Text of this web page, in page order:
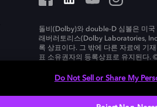
돌비(Dolby)와 double-D 심볼은 미국
래버러토리스(Dolby Laboratories,
록 상표이다. 그 밖에 다른 자료에 기
표 소유권자의 등록상표로 유지된다.
Do Not Sell or Share My